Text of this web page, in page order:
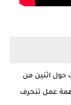
حول اثنين من
عمل تنحرف